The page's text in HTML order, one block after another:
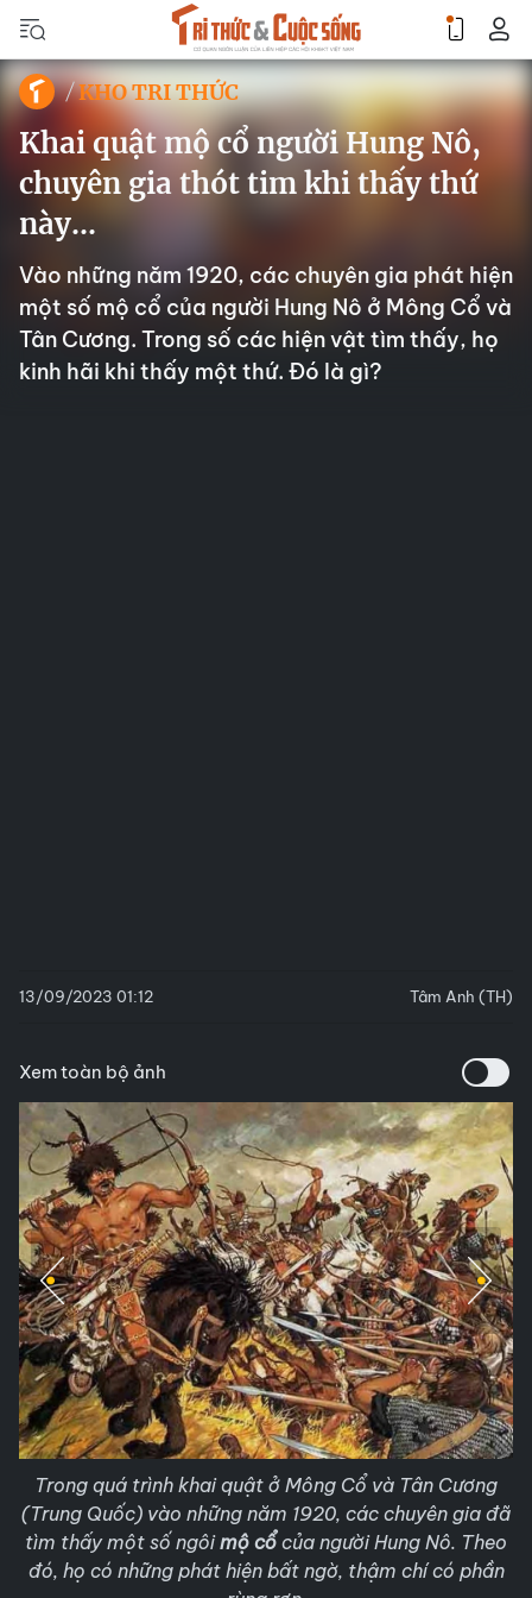
KHO TRI THỨC
Khai quật mộ cổ người Hung Nô,
chuyên gia thót tim khi thấy thứ
này...
Vào những năm 1920, các chuyên gia phát hiện
một số mộ cổ của người Hung Nô ở Mông Cổ và
Tân Cương. Trong số các hiện vật tìm thấy, họ
kinh hãi khi thấy một thứ. Đó là gì?
13/09/2023 01:12 Tâm Anh (TH)
Xem toàn bộ ảnh
Trong quá trình khai quật ở Mông Cổ và Tân Cương
(Trung Quốc) vào những năm 1920, các chuyên gia đã
tìm thấy một số ngôimộ cổ của người Hung Nô. Theo
đó, họ có những phát hiện bất ngờ, thậm chí có phần